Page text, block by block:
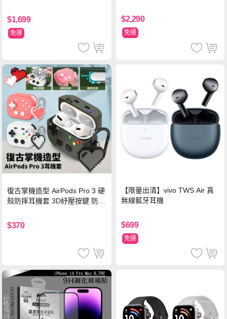
色
$1,699
免運
$2,290
免運
復古掌機造型 AirPods Pro 3 硬
殼防摔耳機套 3D紓壓按鍵 防開
$370
【限量出清】vivo TWS Air 真
無線藍牙耳機
$699
免運